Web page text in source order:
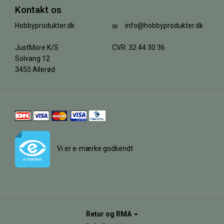
Kontakt os
Hobbyprodukter.dk
JustMore K/S
Solvang 12
3450 Allerød
info@hobbyprodukter.dk
CVR: 32 44 30 36
Vi er e-mærke godkendt
Retur og RMA